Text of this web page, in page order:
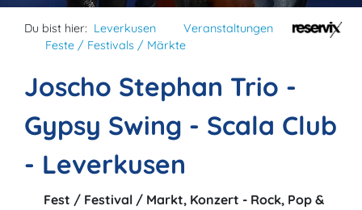
Du bist hier: Leverkusen
Veranstaltungen
Feste / Festivals / Märkte
Joscho Stephan Trio -
Gypsy Swing - Scala Club
- Leverkusen
Fest / Festival / Markt, Konzert - Rock, Pop &